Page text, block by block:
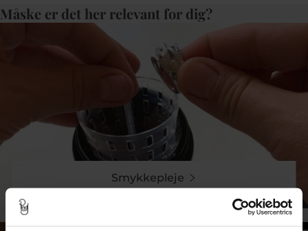
Måske er det her relevant for dig?
Smykkepleje